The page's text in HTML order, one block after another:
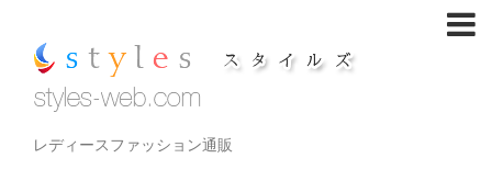
レディースファッション通販